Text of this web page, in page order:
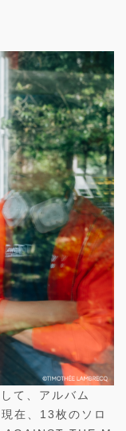
て、アルバム
在、13枚のソロ